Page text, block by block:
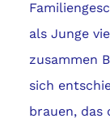
als Junge
zusammen
sich
brauen, das